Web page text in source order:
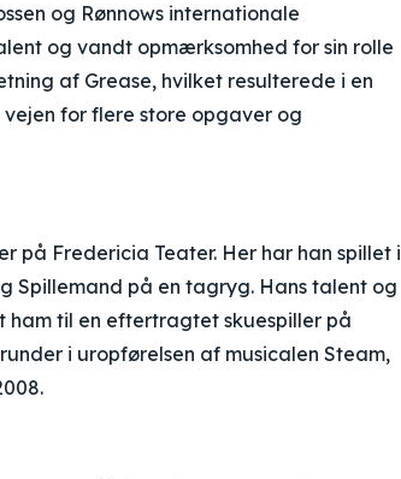
og Rønnows internationale
og vandt opmærksomhed for sin rolle
af Grease, hvilket resulterede i en
for flere store opgaver og
på Fredericia Teater. Her har han spillet i
Spillemand på en tagryg. Hans talent og
til en eftertragtet skuespiller på
i uropførelsen af musicalen Steam,